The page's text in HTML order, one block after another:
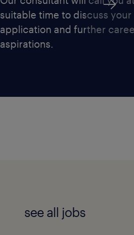
suitable time to discuss your
application and further
aspirations.
see all jobs